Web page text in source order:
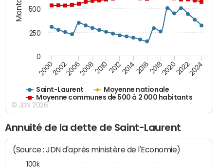
Saint-Laurent
Moyenne nationale
Moyenne communes de 500 à 2 000 habitants
200020022006200820102012201420162018202020222024
0
250
500
© JDN 2026
Annuité de la dette de Saint-Laurent
(Source : JDN d'après ministère de l'Economie)
100k